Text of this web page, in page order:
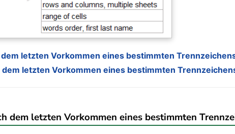
letzten Vorkommen eines bestimmten
letzten Vorkommen eines bestimmten
dem letzten Vorkommen eines bestimmten